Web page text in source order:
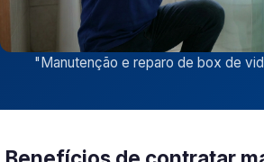
"Manutenção e reparo de box de